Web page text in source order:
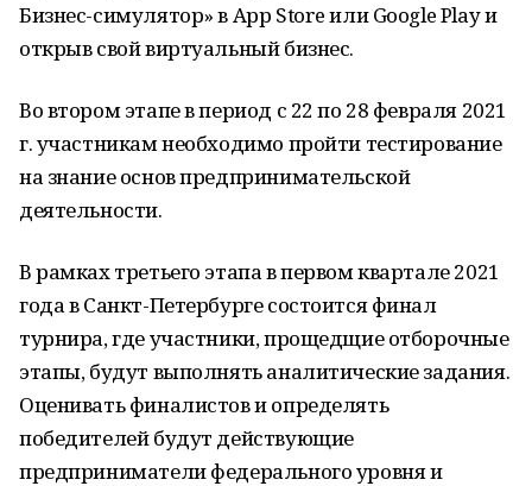
Бизнес-симулятор» в Арр Store или Google Play и
открыв свой виртуальный бизнес.
Во втором этапе в период с 22 по 28 февраля 2021
г. участникам необходимо пройти тестирование
на знание основ предпринимательской
деятельности.
В рамках третьего этапа в первом квартале 2021
года в Санкт-Петербурге состоится финал
турнира, где участники, прощедщие отборочные
этапы, будут выполнять аналитические задания.
Оценивать финалистов и определять
победителей будут действующие
предприниматели федерального уровня и